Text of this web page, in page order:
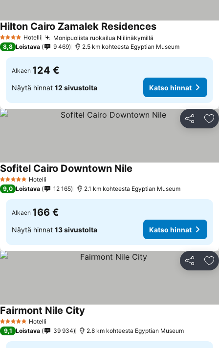
4 Tähtiluokitus
Hotelli Monipuolista ruokailua Niilinäkymillä
Hilton Cairo Zamalek Residences
8,8 Loistava 9 469 2.5 km kohteesta Egyptian Museum
Alkaen 124 €
Näytä hinnat 12 sivustolta Katso hinnat
Jaa
5 Tähtiluokitus
Hotelli
Sofitel Cairo Downtown Nile
9,0 Loistava 12 165 2.1 km kohteesta Egyptian Museum
Alkaen 166 €
Näytä hinnat 13 sivustolta Katso hinnat
Jaa
5 Tähtiluokitus
Hotelli
Fairmont Nile City
9,1 Loistava 39 934 2.8 km kohteesta Egyptian Museum